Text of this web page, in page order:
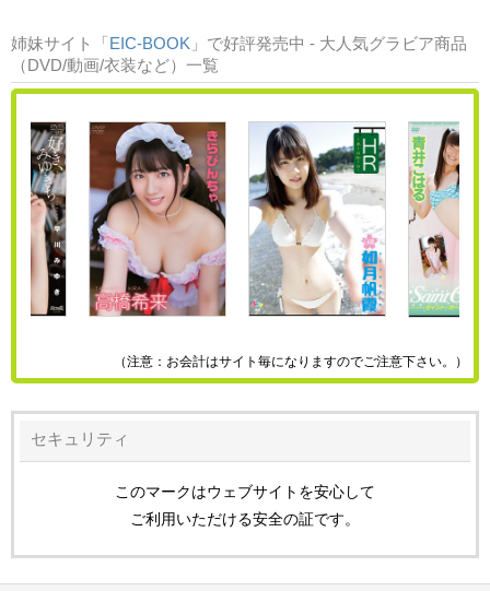
姉妹サイト「EIC-BOOK 」で好評発売中 - 大人気グラビア商品
（DVD/動画/衣装など）一覧
（注意：お会計はサイト毎になりますのでご注意下さい。）
セキュリティ
このマークはウェブサイトを安心して
ご利用いただける安全の証です。